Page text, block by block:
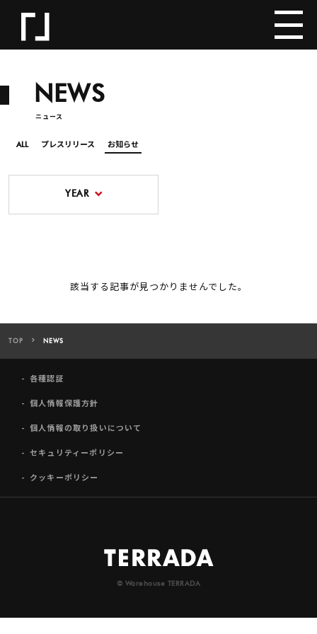
NEWS
ニュース
ALL プレスリリース お知らせ
YEAR
該当する記事が見つかりませんでした。
TOP NEWS
各種認証
個人情報保護方針
個人情報の取り扱いについて
セキュリティーポリシー
クッキーポリシー
© Warehouse TERRADA